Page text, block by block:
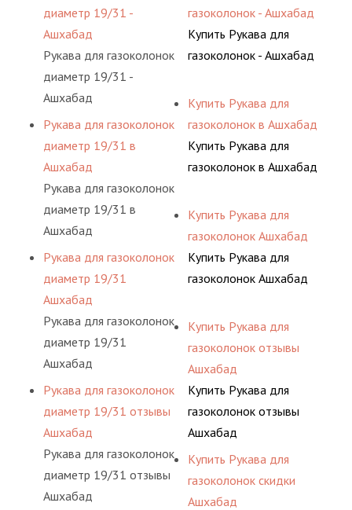
диаметр 19/31 -
Ашхабад
Рукава для газоколонок
диаметр 19/31 -
Ашхабад
Рукава для газоколонок
диаметр 19/31 в
Ашхабад
Рукава для газоколонок
диаметр 19/31 в
Ашхабад
Рукава для газоколонок
диаметр 19/31
Ашхабад
Рукава для газоколонок
диаметр 19/31
Ашхабад
Рукава для газоколонок
диаметр 19/31 отзывы
Ашхабад
Рукава для газоколонок
диаметр 19/31 отзывы
Ашхабад
газоколонок - Ашхабад
Купить Рукава для
газоколонок - Ашхабад
Купить Рукава для
газоколонок в Ашхабад
Купить Рукава для
газоколонок в Ашхабад
Купить Рукава для
газоколонок Ашхабад
Купить Рукава для
газоколонок Ашхабад
Купить Рукава для
газоколонок отзывы
Ашхабад
Купить Рукава для
газоколонок отзывы
Ашхабад
Купить Рукава для
газоколонок скидки
Ашхабад